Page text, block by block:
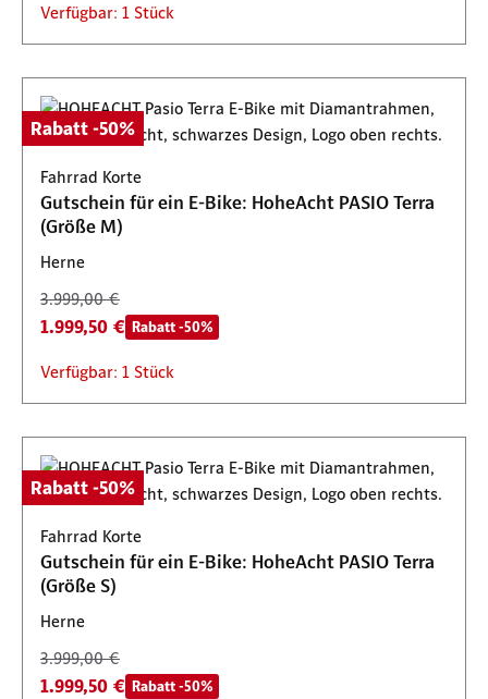
Verfügbar: 1 Stück
Rabatt -50%
Fahrrad Korte
Gutschein für ein E-Bike: HoheAcht PASIO Terra
(Größe M)
Herne
3.999,00 €
1.999,50 € Rabatt -50%
Verfügbar: 1 Stück
Rabatt -50%
Fahrrad Korte
Gutschein für ein E-Bike: HoheAcht PASIO Terra
(Größe S)
Herne
3.999,00 €
1.999,50 € Rabatt -50%